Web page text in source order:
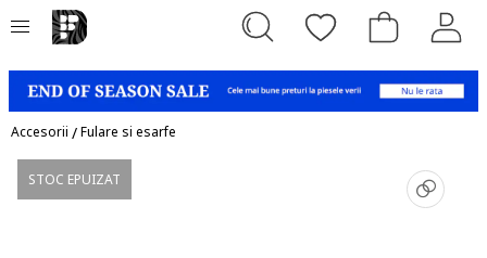
Accesorii /Fulare si esarfe
STOC EPUIZAT